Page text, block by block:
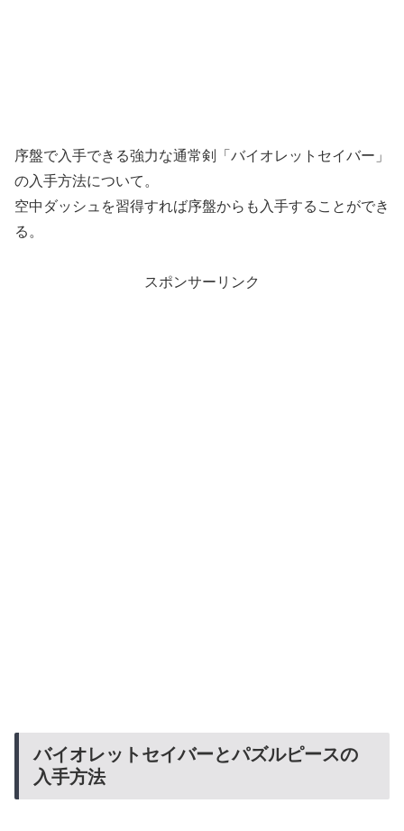
序盤で入手できる強力な通常剣「バイオレットセイバー」
の入手方法について。
空中ダッシュを習得すれば序盤からも入手することができ
る。
スポンサーリンク
バイオレットセイバーとパズルピースの
入手方法